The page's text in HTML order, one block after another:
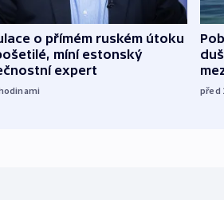
o přímém ruském útoku
míní estonský
expert
před